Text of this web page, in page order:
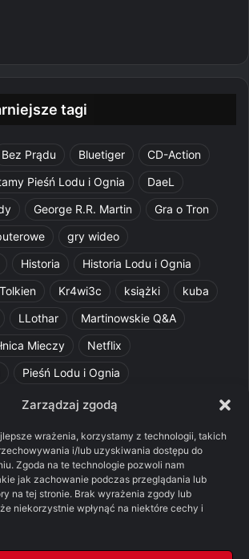
Zarządzaj zgodą
wrażenia, korzystamy z technologii, takich
i/lub uzyskiwania dostępu do
Zgoda na te technologie pozwoli nam
jak zachowanie podczas przeglądania lub
na tej stronie. Brak wyrażenia zgody lub
niekorzystnie wpłynąć na niektóre cechy i
tagi
Bez Prądu Bluetiger
CD-Action
Pieśń Lodu i Ognia
DaeL
George R.R. Martin
Gra o Tron
gry wideo
Historia
Historia Lodu i Ognia
Kr4wi3c książki
kuba
LLothar
Martinowskie Q&A
Mieczy
Netflix
Pieśń Lodu i Ognia
Pquelim
Pytania do maesterów
Ród Smoka Silmarillion
SithFrog
Star Wars
Szalone Teorie
Voo
Wieści z Cytadeli